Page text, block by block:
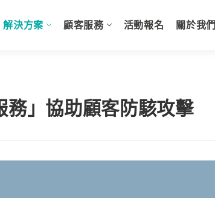
解決方案 顧客服務 活動報名 關於我們
」協助顧客防駭攻擊